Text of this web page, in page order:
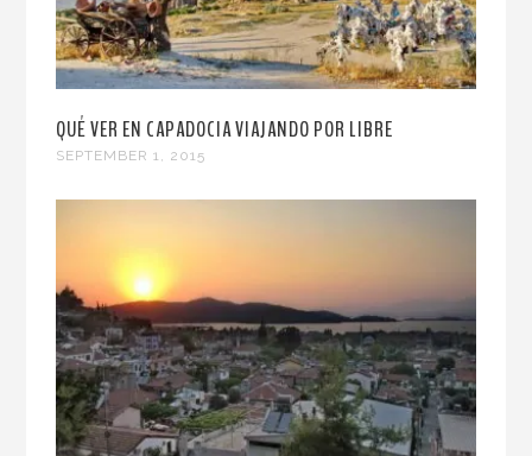
QUÉ VER EN CAPADOCIA VIAJANDO POR LIBRE
SEPTEMBER 1, 2015